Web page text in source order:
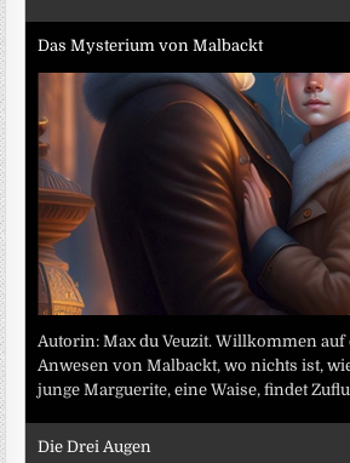
Das Mysterium von Malbackt
Autorin: Max du Veuzit. Willkommen auf
Anwesen von Malbackt, wo nichts ist,
junge Marguerite, eine Waise, findet
Die Drei Augen